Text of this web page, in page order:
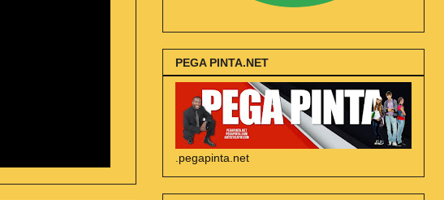
PEGA PINTA.NET
.pegapinta.net